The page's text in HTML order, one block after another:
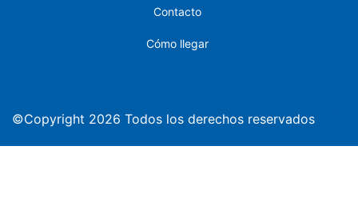
Contacto
Cómo llegar
©Copyright 2026 Todos los derechos reservados